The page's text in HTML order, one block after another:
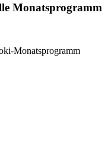
Monatsprogramm
Monatsprogramm